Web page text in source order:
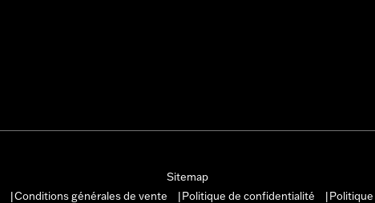
Sitemap
Conditions générales de vente Politique de confidentialité